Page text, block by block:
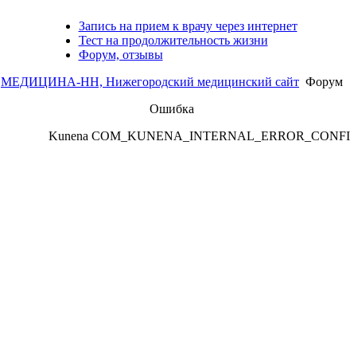
Запись на прием к врачу через интернет
Тест на продолжительность жизни
Форум, отзывы
МЕДИЦИНА-НН, Нижегородский медицинский сайт Форум
Ошибка
Kunena